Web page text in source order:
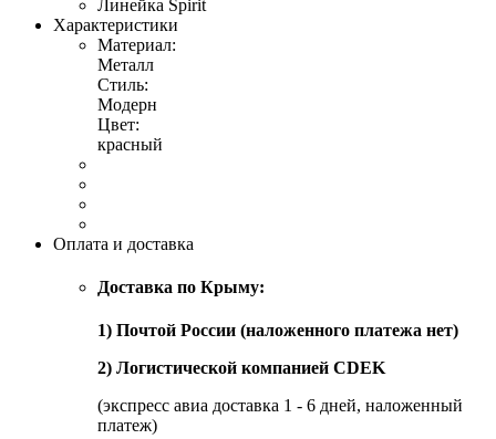
Линейка Spirit
Характеристики
Материал:
Металл
Стиль:
Модерн
Цвет:
красный
Оплата и доставка
Доставка по Крыму:
1) Почтой России (наложенного платежа нет)
2) Логистической компанией CDEK
(экспресс авиа доставка 1 - 6 дней, наложенный
платеж)